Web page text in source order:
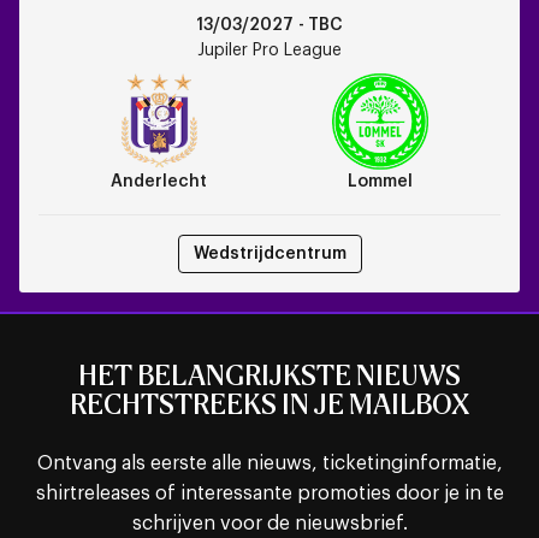
13/03/2027 - TBC
Jupiler Pro League
Anderlecht Lommel
Wedstrijdcentrum
HET BELANGRIJKSTE NIEUWS
RECHTSTREEKS IN JE MAILBOX
Ontvang als eerste alle nieuws, ticketinginformatie,
shirtreleases of interessante promoties door je in te
schrijven voor de nieuwsbrief.